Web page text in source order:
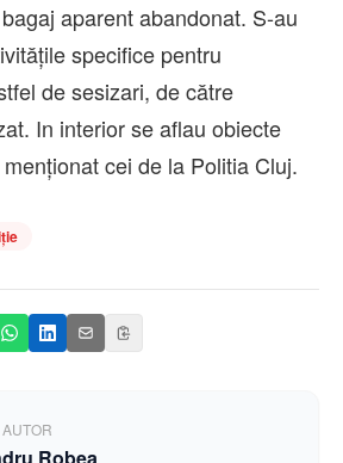
aparent abandonat. S-au
specifice pentru
de sesizari, de către
In interior se aflau obiecte
cei de la Politia Cluj.